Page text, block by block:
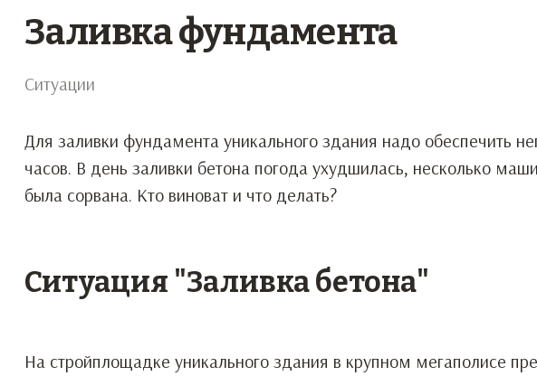
Заливка фундамента
Ситуации
Для заливки фундамента уникального здания надо обеспечить
часов. В день заливки бетона погода ухудшилась, несколько
была сорвана. Кто виноват и что делать?
Ситуация "Заливка бетона"
На стройплощадке уникального здания в крупном мегаполисе